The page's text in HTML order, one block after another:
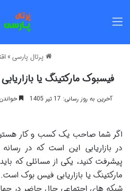
پرتال پارسی »
فیسبوک مارکتینگ یا
آخرین به روز رسانی: 17 تیر 1405 خواندن این
اگر شما صاحب یک کسب و کار
در بازاریابی این است که در
پیشرفت کنید، یکی از مسائلی که
مارکتینگ یا بازاریابی فیس بوک